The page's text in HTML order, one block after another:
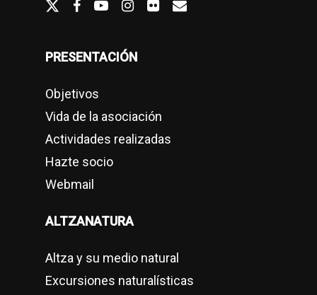
twitterfacebook
youtubeInstagram
flickremail
PRESENTACIÓN
Objetivos
Vida de la asociación
Actividades realizadas
Hazte socio
Webmail
ALTZANATURA
Altza y su medio natural
Excursiones naturalísticas